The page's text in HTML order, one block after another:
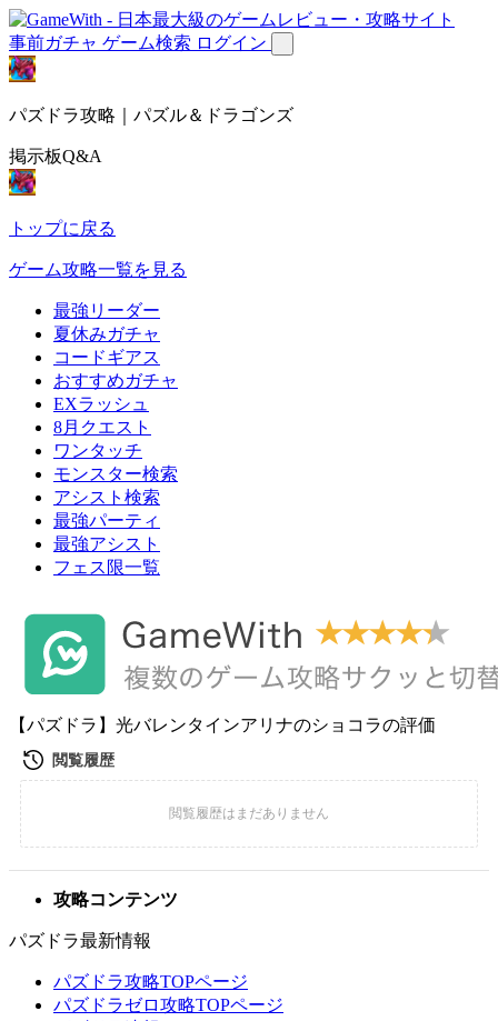
事前ガチャ ゲーム検索 ログイン
パズドラ攻略｜パズル＆ドラゴンズ
掲示板Q&A
トップに戻る
ゲーム攻略一覧を見る
最強リーダー
夏休みガチャ
コードギアス
おすすめガチャ
EXラッシュ
8月クエスト
ワンタッチ
モンスター検索
アシスト検索
最強パーティ
最強アシスト
フェス限一覧
【パズドラ】光バレンタインアリナのショコラの評価
攻略コンテンツ
パズドラ最新情報
パズドラ攻略TOPページ
パズドラゼロ攻略TOPページ